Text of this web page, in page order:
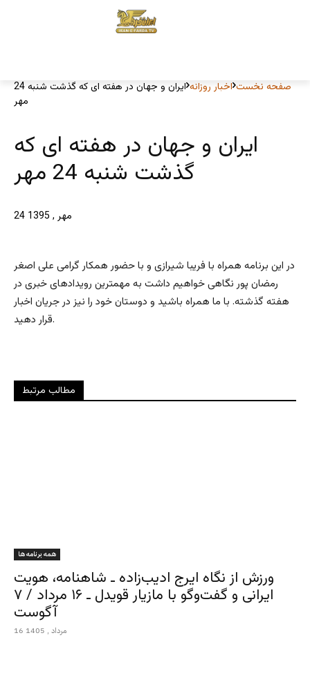
صفحه نخست اخبار روزانه
ایران و جهان در هفته ای که گذشت شنبه 24
مهر
ایران و جهان در هفته ای که
گذشت شنبه 24 مهر
24 مهر , 1395
در این برنامه همراه با فریبا شیرازی و با حضور همکار گرامی علی اصغر
رمضان پور نگاهی خواهیم داشت به مهمترین رویدادهای خبری در
هفته گذشته. با ما همراه باشید و دوستان خود را نیز در جریان اخبار
قرار دهید.
مطالب مرتبط
همه برنامه ها
ورزش از نگاه ایرج ادیب‌زاده ـ شاهنامه، هویت
ایرانی و گفت‌وگو با مازیار قویدل ـ ۱۶ مرداد / ۷
آگوست
16 مرداد , 1405